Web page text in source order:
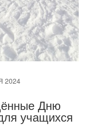
2024
Дню
учащихся